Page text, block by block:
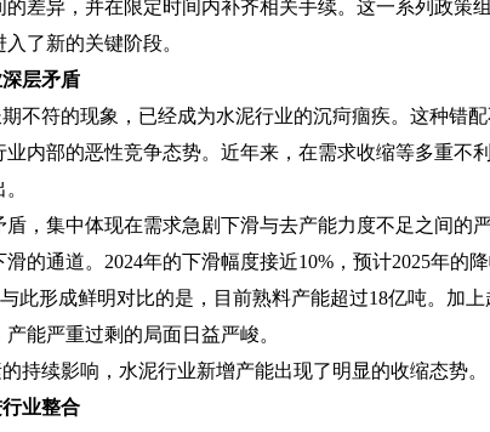
差异，并在限定时间内补齐相关手续。这一系列政策
了新的关键阶段。
层矛盾
符的现象，已经成为水泥行业的沉疴痼疾。这种错
内部的恶性竞争态势。近年来，在需求收缩等多重不
，集中体现在需求急剧下滑与去产能力度不足之间的
的通道。2024年的下滑幅度接近10%，预计2025年的
此形成鲜明对比的是，目前熟料产能超过18亿吨。加上
能严重过剩的局面日益严峻。
续影响，水泥行业新增产能出现了明显的收缩态势。
业整合